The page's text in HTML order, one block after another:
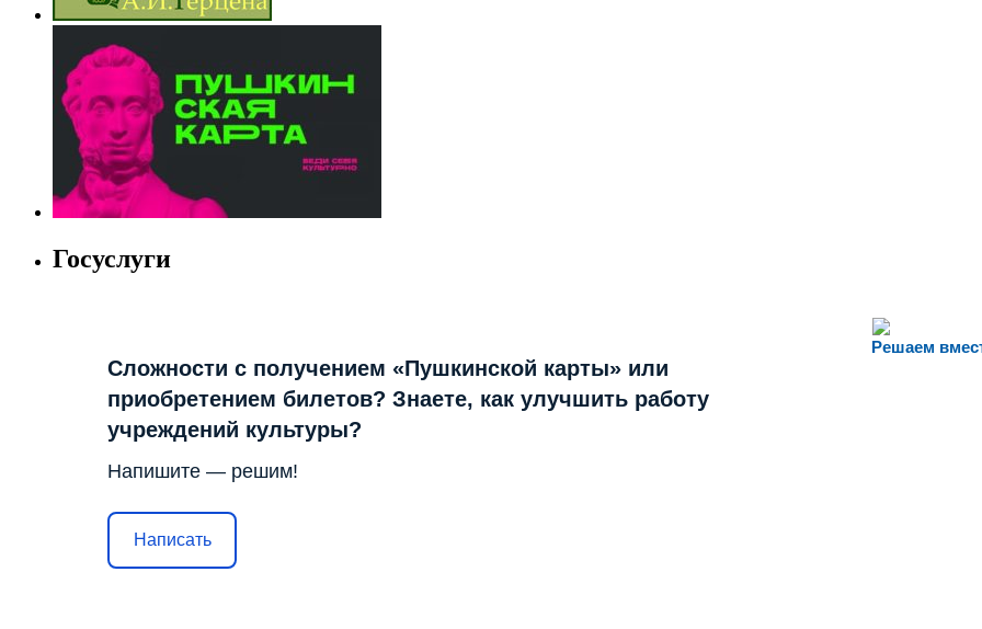
Госуслуги
Решаем
Сложности с получением «Пушкинской карты» или
приобретением билетов? Знаете, как улучшить работу
учреждений культуры?
Напишите — решим!
Написать